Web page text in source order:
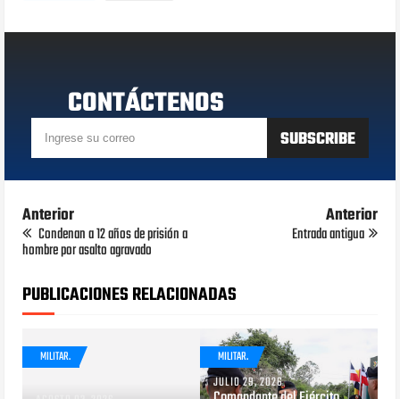
CONTÁCTENOS
Anterior
Condenan a 12 años de prisión a
hombre por asalto agravado
Anterior
Entrada antigua
PUBLICACIONES RELACIONADAS
MILITAR. MILITAR.
JULIO 29, 2026